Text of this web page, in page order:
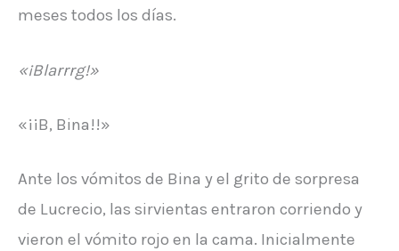
meses todos los días.
«¡Blarrrg!»
«¡¡B, Bina!!»
Ante los vómitos de Bina y el grito de sorpresa
de Lucrecio, las sirvientas entraron corriendo y
vieron el vómito rojo en la cama. Inicialmente